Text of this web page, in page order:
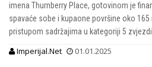
imena Thurnberry Place, gotovinom je
spavaće sobe i kupaone površine oko
pristupom sadržajima u kategoriji 5
Imperijal.Net 01.01.2025